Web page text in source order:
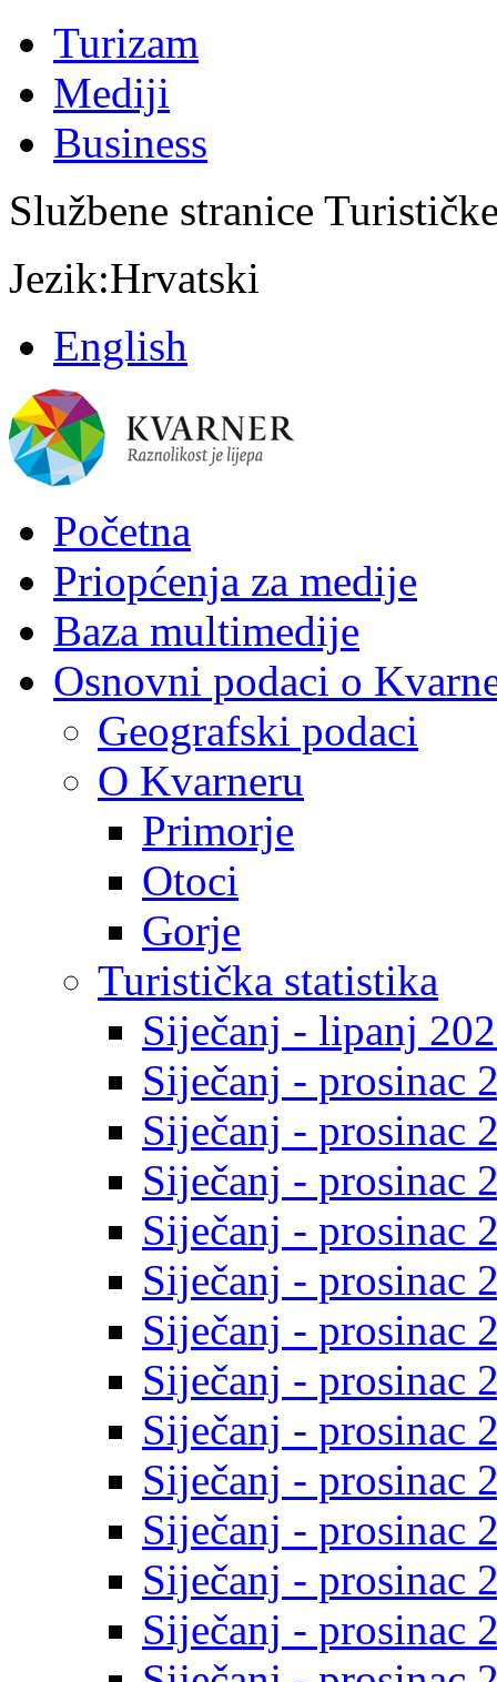
Turizam
Mediji
Business
Službene stranice
Jezik:Hrvatski
English
Početna
Priopćenja za medije
Baza multimedije
Osnovni podaci o
Geografski podaci
O Kvarneru
Primorje
Otoci
Gorje
Turistička statistika
Siječanj - lipanj
Siječanj - prosinac
Siječanj - prosinac
Siječanj - prosinac
Siječanj - prosinac
Siječanj - prosinac
Siječanj - prosinac
Siječanj - prosinac
Siječanj - prosinac
Siječanj - prosinac
Siječanj - prosinac
Siječanj - prosinac
Siječanj - prosinac